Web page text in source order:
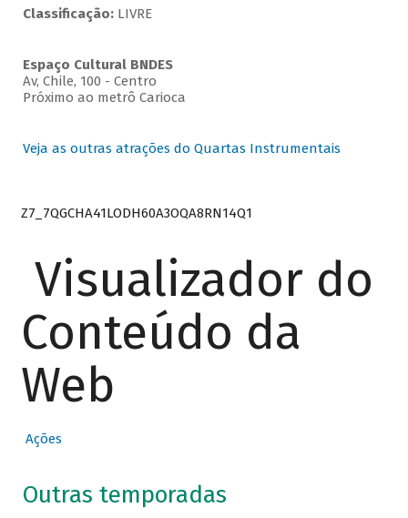
Classificação: LIVRE
Espaço Cultural BNDES
Av, Chile, 100 - Centro
Próximo ao metrô Carioca
Veja as outras atrações do Quartas Instrumentais
Z7_7QGCHA41LODH60A3OQA8RN14Q1
Visualizador do
Conteúdo da
Web
Ações
Outras temporadas